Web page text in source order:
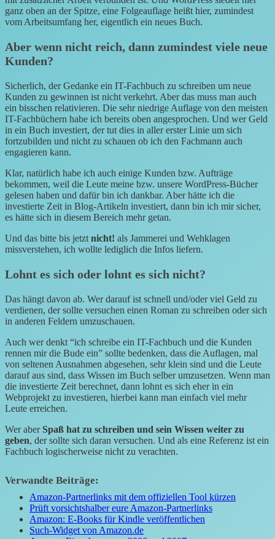
ganz oben an der Spitze, eine Folgeauflage heißt hier, zumindest
vom Arbeitsumfang her, eigentlich ein neues Buch.
Aber wenn nicht reich, dann zumindest viele neue
Kunden?
Sicherlich, der Gedanke ein IT-Fachbuch zu schreiben um neue
Kunden zu gewinnen ist nicht verkehrt. Aber das muss man auch
ein bisschen relativieren. Die sehr niedrige Auflage von den meisten
IT-Fachbüchern habe ich bereits oben angesprochen. Und wer Geld
in ein Buch investiert, der tut dies in aller erster Linie um sich
fortzubilden und nicht zu schauen ob ich den Fachmann auch
engagieren kann.
Klar, natürlich habe ich auch einige Kunden bzw. Aufträge
bekommen, weil die Leute meine bzw. unsere WordPress-Bücher
gelesen haben und dafür bin ich dankbar. Aber hätte ich die
investierte Zeit in Blog-Artikeln investiert, dann bin ich mir sicher,
es hätte sich in diesem Bereich mehr getan.
Und das bitte bis jetzt nicht! als Jammerei und Wehklagen
missverstehen, ich wollte lediglich die Infos liefern.
Lohnt es sich oder lohnt es sich nicht?
Das hängt davon ab. Wer darauf ist schnell und/oder viel Geld zu
verdienen, der sollte versuchen einen Roman zu schreiben oder sich
in anderen Feldern umzuschauen.
Auch wer denkt “ich schreibe ein IT-Fachbuch und die Kunden
rennen mir die Bude ein” sollte bedenken, dass die Auflagen, mal
von seltenen Ausnahmen abgesehen, sehr klein sind und die Leute
darauf aus sind, dass Wissen im Buch selber umzusetzen. Wenn man
die investierte Zeit berechnet, dann lohnt es sich eher in ein
Webprojekt zu investieren, hierbei kann man einfach viel mehr
Leute erreichen.
Wer aberSpaß hat zu schreiben und sein Wissen weiter zu
geben, der sollte sich daran versuchen. Und als eine Referenz ist ein
Fachbuch logischerweise nicht zu verachten.
Verwandte Beiträge:
Amazon-Partnerlinks mit dem offiziellen Tool kürzen
Prüft vorsichtshalber eure Amazon-Partnerlinks
Amazon: E-Books für Kindle veröffentlichen
Such-Widget von Amazon.de